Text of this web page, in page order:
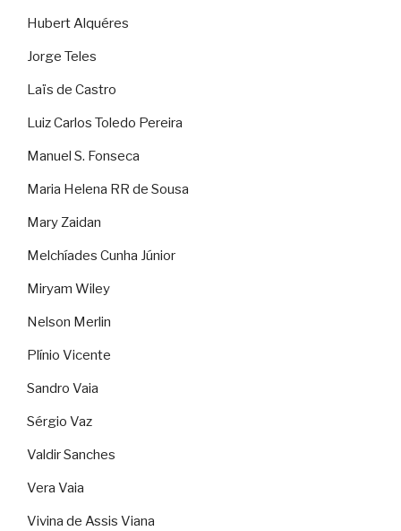
Hubert Alquéres
Jorge Teles
Laïs de Castro
Luiz Carlos Toledo Pereira
Manuel S. Fonseca
Maria Helena RR de Sousa
Mary Zaidan
Melchíades Cunha Júnior
Miryam Wiley
Nelson Merlin
Plínio Vicente
Sandro Vaia
Sérgio Vaz
Valdir Sanches
Vera Vaia
Vivina de Assis Viana